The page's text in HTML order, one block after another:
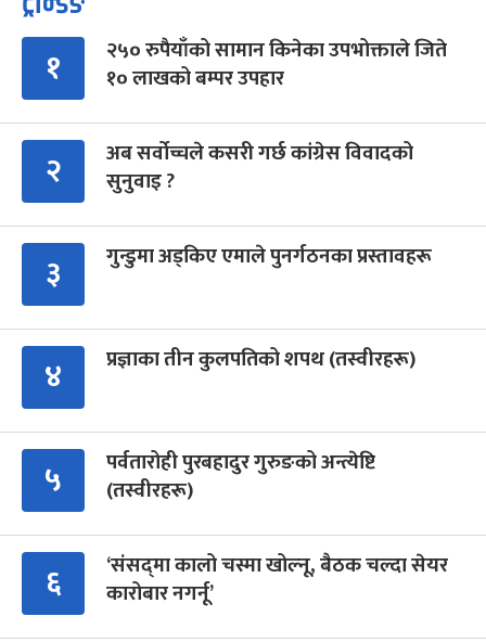
१
२५० रुपैयाँको सामान किनेका उपभोक्ताले जिते
१० लाखको बम्पर उपहार
२
अब सर्वोच्चले कसरी गर्छ कांग्रेस विवादको
सुनुवाइ ?
३ गुन्डुमा अड्किए एमाले पुनर्गठनका प्रस्तावहरू
४ प्रज्ञाका तीन कुलपतिको शपथ (तस्वीरहरू)
५
पर्वतारोही पुरबहादुर गुरुङको अन्त्येष्टि
(तस्वीरहरू)
६
‘संसद्‍मा कालो चस्मा खोल्नू, बैठक चल्दा सेयर
कारोबार नगर्नू’